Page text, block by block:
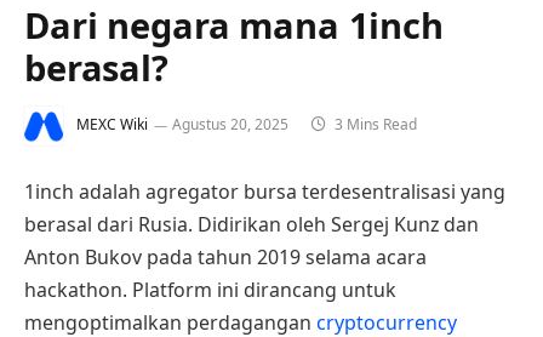
Dari negara mana 1inch
berasal?
MEXC Wiki Agustus 20, 2025 3 Mins Read
1inch adalah agregator bursa terdesentralisasi yang
berasal dari Rusia. Didirikan oleh Sergej Kunz dan
Anton Bukov pada tahun 2019 selama acara
hackathon. Platform ini dirancang untuk
mengoptimalkan perdagangan cryptocurrency